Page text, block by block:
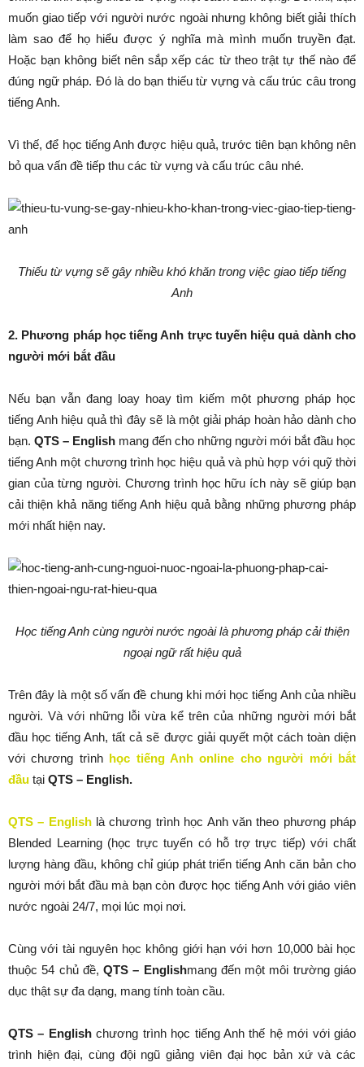
muốn giao tiếp với người nước ngoài nhưng không biết giải thích
làm sao để họ hiểu được ý nghĩa mà mình muốn truyền đạt.
Hoặc bạn không biết nên sắp xếp các từ theo trật tự thế nào để
đúng ngữ pháp. Đó là do bạn thiếu từ vựng và cấu trúc câu trong
tiếng Anh.
Vì thế, để học tiếng Anh được hiệu quả, trước tiên bạn không nên
bỏ qua vấn đề tiếp thu các từ vựng và cấu trúc câu nhé.
Thiếu từ vựng sẽ gây nhiều khó khăn trong việc giao tiếp tiếng
Anh
2. Phương pháp học tiếng Anh trực tuyến hiệu quả dành cho
người mới bắt đầu
Nếu bạn vẫn đang loay hoay tìm kiếm một phương pháp học
tiếng Anh hiệu quả thì đây sẽ là một giải pháp hoàn hảo dành cho
bạn. QTS – English mang đến cho những người mới bắt đầu học
tiếng Anh một chương trình học hiệu quả và phù hợp với quỹ thời
gian của từng người. Chương trình học hữu ích này sẽ giúp bạn
cải thiện khả năng tiếng Anh hiệu quả bằng những phương pháp
mới nhất hiện nay.
Học tiếng Anh cùng người nước ngoài là phương pháp cải thiện
ngoại ngữ rất hiệu quả
Trên đây là một số vấn đề chung khi mới học tiếng Anh của nhiều
người. Và với những lỗi vừa kể trên của những người mới bắt
đầu học tiếng Anh, tất cả sẽ được giải quyết một cách toàn diện
với chương trình học tiếng Anh online cho người mới bắt
đầu tại QTS – English.
QTS – Englishlà chương trình học Anh văn theo phương pháp
Blended Learning (học trực tuyến có hỗ trợ trực tiếp) với chất
lượng hàng đầu, không chỉ giúp phát triển tiếng Anh căn bản cho
người mới bắt đầu mà bạn còn được học tiếng Anh với giáo viên
nước ngoài 24/7, mọi lúc mọi nơi.
Cùng với tài nguyên học không giới hạn với hơn 10,000 bài học
thuộc 54 chủ đề,QTS – Englishmang đến một môi trường giáo
dục thật sự đa dạng, mang tính toàn cầu.
QTS – Englishchương trình học tiếng Anh thế hệ mới với giáo
trình hiện đại, cùng đội ngũ giảng viên đại học bản xứ và các